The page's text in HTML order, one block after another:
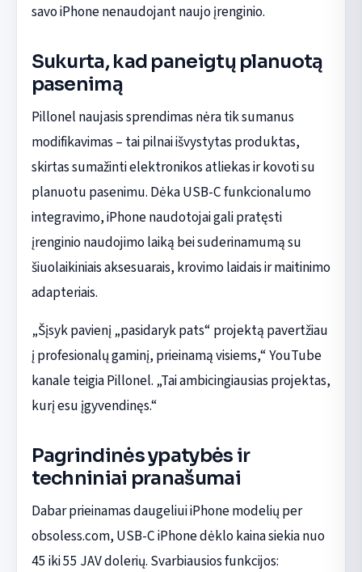
savo iPhone nenaudojant naujo įrenginio.
Sukurta, kad paneigtų planuotą
pasenimą
Pillonel naujasis sprendimas nėra tik sumanus
modifikavimas – tai pilnai išvystytas produktas,
skirtas sumažinti elektronikos atliekas ir kovoti su
planuotu pasenimu. Dėka USB-C funkcionalumo
integravimo, iPhone naudotojai gali pratęsti
įrenginio naudojimo laiką bei suderinamumą su
šiuolaikiniais aksesuarais, krovimo laidais ir maitinimo
adapteriais.
„Šįsyk pavienį „pasidaryk pats“ projektą pavertžiau
į profesionalų gaminį, prieinamą visiems,“ YouTube
kanale teigia Pillonel. „Tai ambicingiausias projektas,
kurį esu įgyvendinęs.“
Pagrindinės ypatybės ir
techniniai pranašumai
Dabar prieinamas daugeliui iPhone modelių per
obsoless.com, USB-C iPhone dėklo kaina siekia nuo
45 iki 55 JAV dolerių. Svarbiausios funkcijos: